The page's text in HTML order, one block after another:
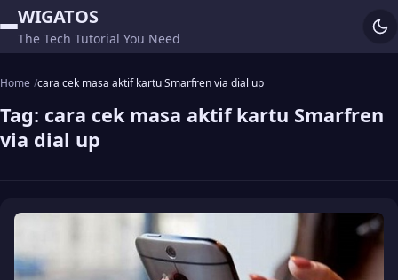
WIGATOS
The Tech Tutorial You Need
Home cara cek masa aktif kartu Smarfren via dial up
Tag: cara cek masa aktif kartu Smarfren
via dial up